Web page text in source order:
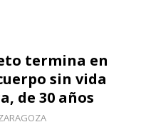
termina en
sin vida
de 30 años